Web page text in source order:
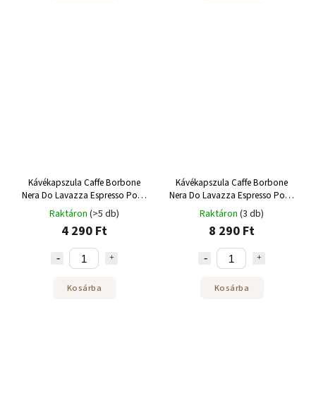
Kávékapszula Caffe Borbone
Nera Do Lavazza Espresso Point
50 db
Raktáron (>5 db)
4 290 Ft
Kosárba
Kávékapszula Caffe Borbone
Nera Do Lavazza Espresso Point
100 db
Raktáron (3 db)
8 290 Ft
Kosárba